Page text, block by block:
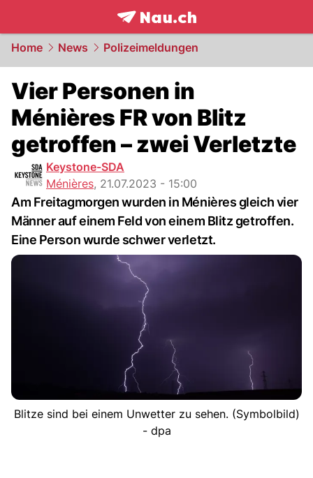
frontpage.NAU.ch
Home News Polizeimeldungen
Vier Personen in
Ménières FR von Blitz
getroffen – zwei Verletzte
Keystone-SDA
Ménières, 21.07.2023 - 15:00
Am Freitagmorgen wurden in Ménières gleich vier
Männer auf einem Feld von einem Blitz getroffen.
Eine Person wurde schwer verletzt.
Blitze sind bei einem Unwetter zu sehen. (Symbolbild)
- dpa